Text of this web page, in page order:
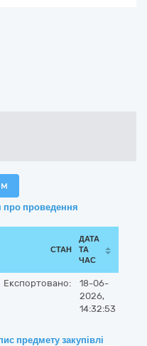
проведення
СТАН
ДАТА
ТА
ЧАС
Експортовано:
18-06-
2026,
14:32:53
предмету закупівлі